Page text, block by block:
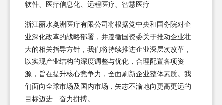
软件、医疗信息化、远程医疗、智慧医疗
浙江丽水奥洲医疗有限公司将根据党中央和国务院对企
业深化改革的战略部署，并遵循国资委关于推动企业壮
大的相关指导方针，我们将持续推进企业深层次改革，
以实现产业结构的深度调整与优化，合理配置各项资
源，旨在提升核心竞争力，全面刷新企业整体素质。我
们面向全球市场及国内市场，矢志不渝地向更高更远的
目标迈进，奋力拼搏。